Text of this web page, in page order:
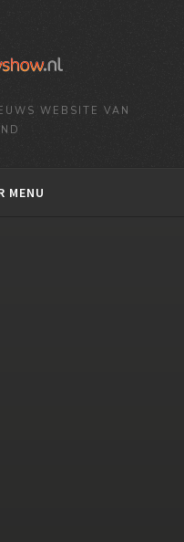
WEBSITE VAN
MENU